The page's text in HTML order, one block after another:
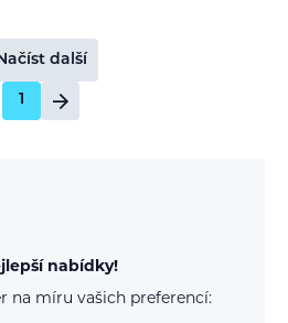
Načíst další
1
nabídky!
na míru vašich preferencí: